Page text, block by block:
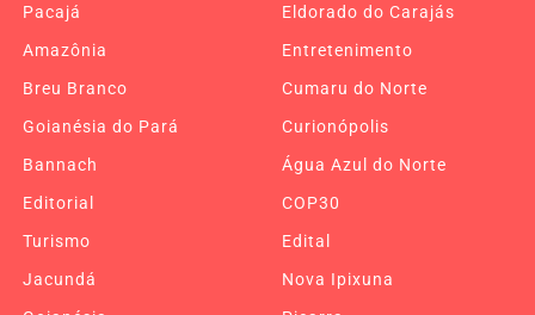
Pacajá
Eldorado do Carajás
Amazônia
Entretenimento
Breu Branco
Cumaru do Norte
Goianésia do Pará
Curionópolis
Bannach
Água Azul do Norte
Editorial
COP30
Turismo
Edital
Jacundá
Nova Ipixuna